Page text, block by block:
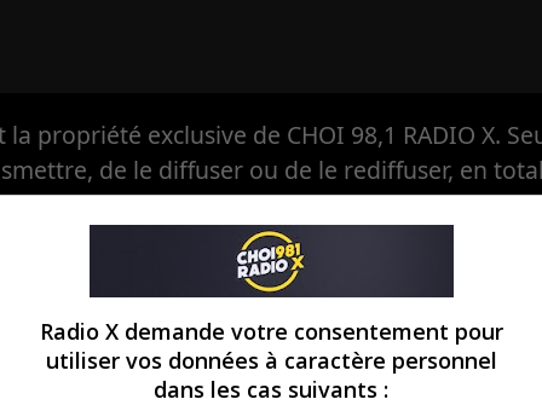
propriété exclusive de CHOI 98,1 RADIO X.
de le diffuser ou de le rediffuser, en
à avoir, en exclusivité, le droit d'en autoriser
Radio X demande votre consentement pour
utiliser vos données à caractère personnel
dans les cas suivants :